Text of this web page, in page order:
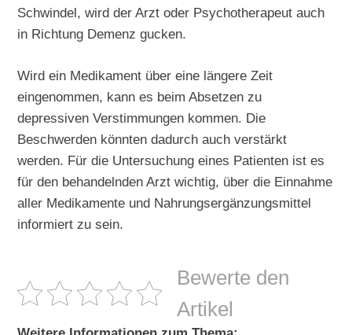
Schwindel, wird der Arzt oder Psychotherapeut auch
in Richtung Demenz gucken.
Wird ein Medikament über eine längere Zeit
eingenommen, kann es beim Absetzen zu
depressiven Verstimmungen kommen. Die
Beschwerden könnten dadurch auch verstärkt
werden. Für die Untersuchung eines Patienten ist es
für den behandelnden Arzt wichtig, über die Einnahme
aller Medikamente und Nahrungsergänzungsmittel
informiert zu sein.
Bewerte den
Artikel